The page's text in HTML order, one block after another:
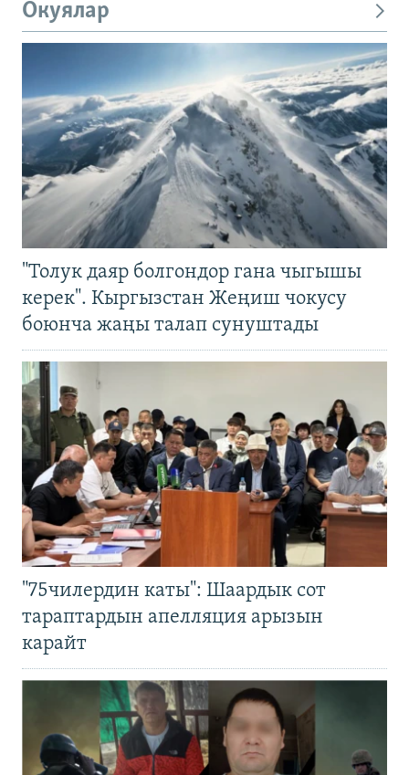
Окуялар
"Толук даяр болгондор гана чыгышы
керек". Кыргызстан Жеңиш чокусу
боюнча жаңы талап сунуштады
"75чилердин каты": Шаардык сот
тараптардын апелляция арызын
карайт